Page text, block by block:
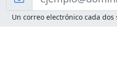
Un correo electrónico cada dos